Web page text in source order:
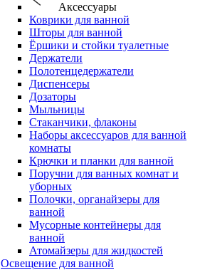
Аксессуары
Коврики для ванной
Шторы для ванной
Ёршики и стойки туалетные
Держатели
Полотенцедержатели
Диспенсеры
Дозаторы
Мыльницы
Стаканчики, флаконы
Наборы аксессуаров для ванной
комнаты
Крючки и планки для ванной
Поручни для ванных комнат и
уборных
Полочки, органайзеры для
ванной
Мусорные контейнеры для
ванной
Атомайзеры для жидкостей
Освещение для ванной